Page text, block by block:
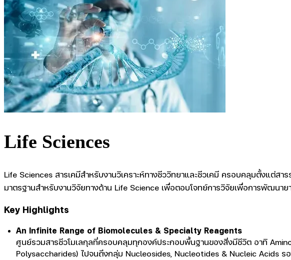
Life Sciences
Life Sciences สารเคมีสำหรับงานวิเคราะห์ทางชีววิทยาและชีวเคมี ครอบคลุมตั้งแต่ส
มาตรฐานสำหรับงานวิจัยทางด้าน Life Science เพื่อตอบโจทย์การวิจัยเพื่อการพัฒนา
Key Highlights
An Infinite Range of Biomolecules & Specialty Reagents
ศูนย์รวมสารชีวโมเลกุลที่ครอบคลุมทุกองค์ประกอบพื้นฐานของสิ่งมีชีวิต อาทิ
Polysaccharides) ไปจนถึงกลุ่ม Nucleosides, Nucleotides & Nucleic Acids ร